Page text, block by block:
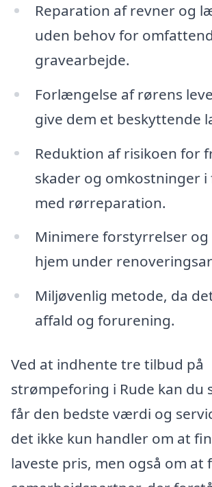
Reparation af revner og
uden behov for
gravearbejde.
Forlængelse af rørens
give dem et beskyttende
Reduktion af risikoen for
skader og omkostninger
med rørreparation.
Minimere forstyrrelser
hjem under
Miljøvenlig metode, da
affald og forurening.
Ved at indhente tre tilbud på
strømpeforing i Rude kan du
får den bedste værdi og
det ikke kun handler om at
laveste pris, men også om at